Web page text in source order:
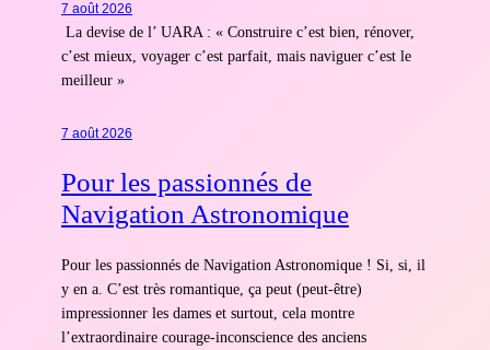
7 août 2026
La devise de l’ UARA : « Construire c’est bien, rénover,
c’est mieux, voyager c’est parfait, mais naviguer c’est le
meilleur »
7 août 2026
Pour les passionnés de
Navigation Astronomique
Pour les passionnés de Navigation Astronomique ! Si, si, il
y en a. C’est très romantique, ça peut (peut-être)
impressionner les dames et surtout, cela montre
l’extraordinaire courage-inconscience des anciens